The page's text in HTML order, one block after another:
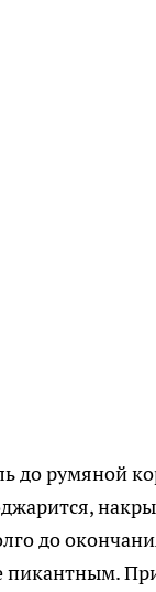
до румяной
до
пикантным.